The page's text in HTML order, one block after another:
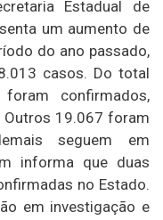
Estadual de
um aumento de
do ano passado,
casos. Do total
confirmados,
19.067 foram
seguem em
informa que duas
no Estado.
em investigação e